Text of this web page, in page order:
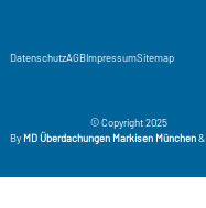
DatenschutzAGBImpressumSitemap
© Copyright 2025
ByMD Überdachungen Markisen München&